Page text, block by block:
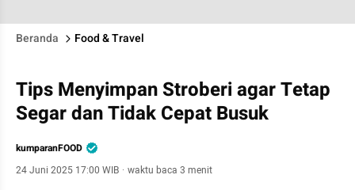
Beranda Food & Travel
Tips Menyimpan Stroberi agar Tetap
Segar dan Tidak Cepat Busuk
kumparanFOOD
24 Juni 2025 17:00 WIB · waktu baca 3 menit